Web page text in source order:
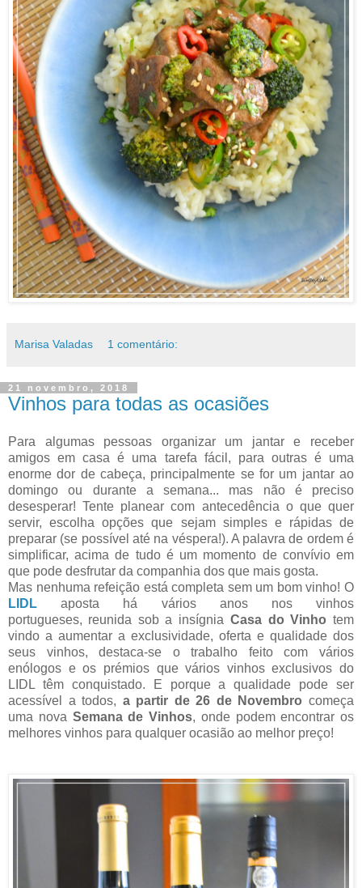
Marisa Valadas 1 comentário:
21 novembro, 2018
Vinhos para todas as ocasiões
Para algumas pessoas organizar um jantar e receber
amigos em casa é uma tarefa fácil, para outras é uma
enorme dor de cabeça, principalmente se for um jantar ao
domingo ou durante a semana... mas não é preciso
desesperar! Tente planear com antecedência o que quer
servir, escolha opções que sejam simples e rápidas de
preparar (se possível até na véspera!). A palavra de ordem é
simplificar, acima de tudo é um momento de convívio em
que pode desfrutar da companhia dos que mais gosta.
Mas nenhuma refeição está completa sem um bom vinho! O
LIDL aposta há vários anos nos vinhos
portugueses, reunida sob a insígnia Casa do Vinho tem
vindo a aumentar a exclusividade, oferta e qualidade dos
seus vinhos, destaca-se o trabalho feito com vários
enólogos e os prémios que vários vinhos exclusivos do
LIDL têm conquistado. E porque a qualidade pode ser
acessível a todos, a partir de 26 de Novembro começa
uma nova Semana de Vinhos, onde podem encontrar os
melhores vinhos para qualquer ocasião ao melhor preço!